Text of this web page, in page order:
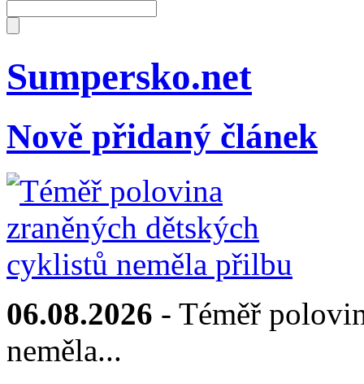
Sumpersko.net
Nově přidaný článek
06.08.2026 - Téměř
neměla...